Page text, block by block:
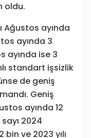
oldu.
Ağustos ayında
ayında 3
ayında ise 3
standart işsizlik
de geniş
Geniş
ayında 12
2024
bin ve 2023 yılı